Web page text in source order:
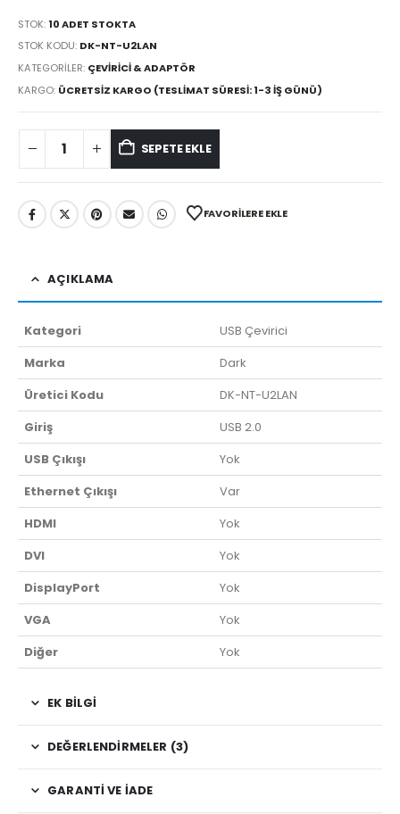
STOK:10 ADET STOKTA
STOK KODU: DK-NT-U2LAN
KATEGORILER: ÇEVIRICI & ADAPTÖR
KARGO: ÜCRETSIZ KARGO (TESLIMAT SÜRESI: 1-3 İŞ GÜNÜ)
SEPETE EKLE
FAVORILERE EKLE
AÇIKLAMA
Kategori
USB Çevirici
Marka
Dark
Üretici Kodu
DK-NT-U2LAN
Giriş
USB 2.0
USB Çıkışı
Yok
Ethernet Çıkışı
Var
HDMI
Yok
DVI
Yok
DisplayPort
Yok
VGA
Yok
Diğer
Yok
EK BILGI
DEĞERLENDIRMELER (3)
GARANTI VE İADE